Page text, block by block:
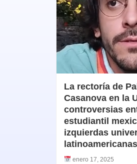
La rectoría de
Casanova en la
controversias
estudiantil
izquierdas
enero 17, 2025